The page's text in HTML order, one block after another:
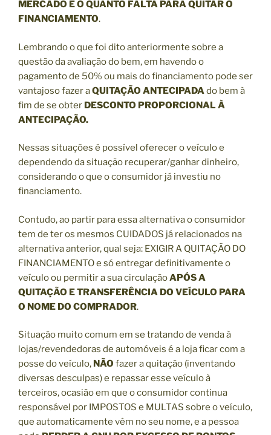
MERCADO E O QUANTO FALTA PARA QUITAR O
FINANCIAMENTO.
Lembrando o que foi dito anteriormente sobre a
questão da avaliação do bem, em havendo o
pagamento de 50% ou mais do financiamento pode ser
vantajoso fazer aQUITAÇÃO ANTECIPADAdo bem à
fim de se obter DESCONTO PROPORCIONAL À
ANTECIPAÇÃO.
Nessas situações é possível oferecer o veículo e
dependendo da situação recuperar/ganhar dinheiro,
considerando o que o consumidor já investiu no
financiamento.
Contudo, ao partir para essa alternativa o consumidor
tem de ter os mesmos CUIDADOS já relacionados na
alternativa anterior, qual seja: EXIGIR A QUITAÇÃO DO
FINANCIAMENTO e só entregar definitivamente o
veículo ou permitir a sua circulaçãoAPÓS A
QUITAÇÃO E TRANSFERÊNCIA DO VEÍCULO PARA
O NOME DO COMPRADOR.
Situação muito comum em se tratando de venda à
lojas/revendedoras de automóveis é a loja ficar com a
posse do veículo, NÃO fazer a quitação (inventando
diversas desculpas) e repassar esse veículo à
terceiros, ocasião em que o consumidor continua
responsável por IMPOSTOS e MULTAS sobre o veículo,
que automaticamente vêm no seu nome, e a pessoa